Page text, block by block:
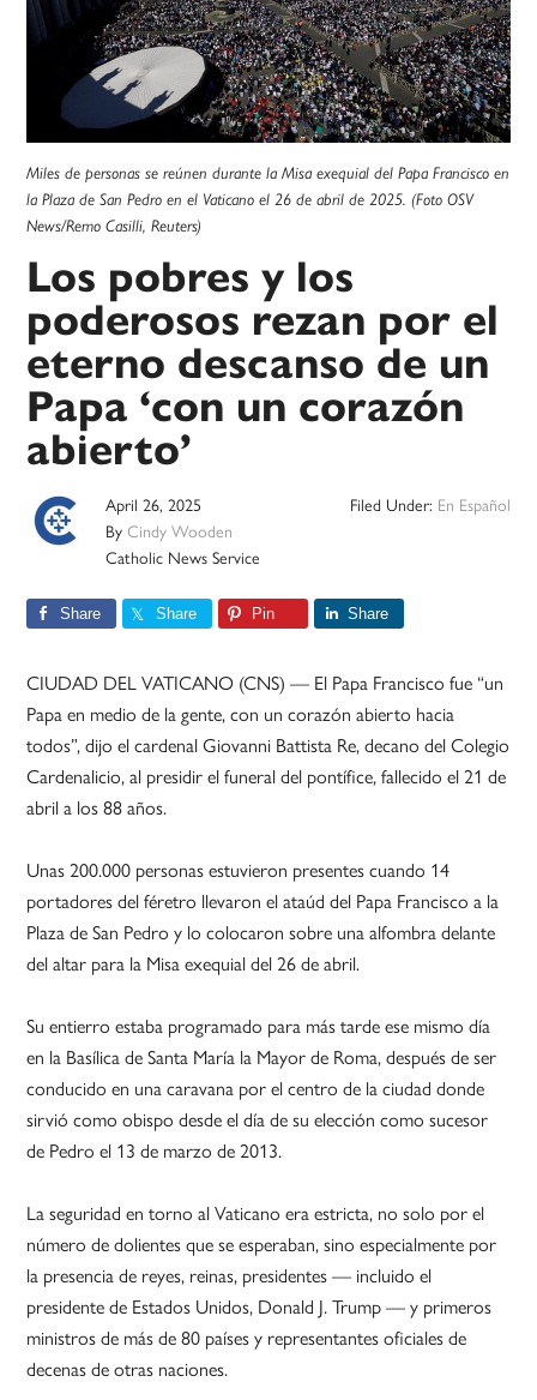
Miles de personas se reúnen durante la Misa exequial del Papa Francisco en
la Plaza de San Pedro en el Vaticano el 26 de abril de 2025. (Foto OSV
News/Remo Casilli, Reuters)
Los pobres y los
poderosos rezan por el
eterno descanso de un
Papa ‘con un corazón
abierto’
April 26, 2025
ByCindy Wooden
Catholic News Service
Filed Under: En Español
Share Share Pin Share
CIUDAD DEL VATICANO (CNS) — El Papa Francisco fue “un
Papa en medio de la gente, con un corazón abierto hacia
todos”, dijo el cardenal Giovanni Battista Re, decano del Colegio
Cardenalicio, al presidir el funeral del pontífice, fallecido el 21 de
abril a los 88 años.
Unas 200.000 personas estuvieron presentes cuando 14
portadores del féretro llevaron el ataúd del Papa Francisco a la
Plaza de San Pedro y lo colocaron sobre una alfombra delante
del altar para la Misa exequial del 26 de abril.
Su entierro estaba programado para más tarde ese mismo día
en la Basílica de Santa María la Mayor de Roma, después de ser
conducido en una caravana por el centro de la ciudad donde
sirvió como obispo desde el día de su elección como sucesor
de Pedro el 13 de marzo de 2013.
La seguridad en torno al Vaticano era estricta, no solo por el
número de dolientes que se esperaban, sino especialmente por
la presencia de reyes, reinas, presidentes — incluido el
presidente de Estados Unidos, Donald J. Trump — y primeros
ministros de más de 80 países y representantes oficiales de
decenas de otras naciones.